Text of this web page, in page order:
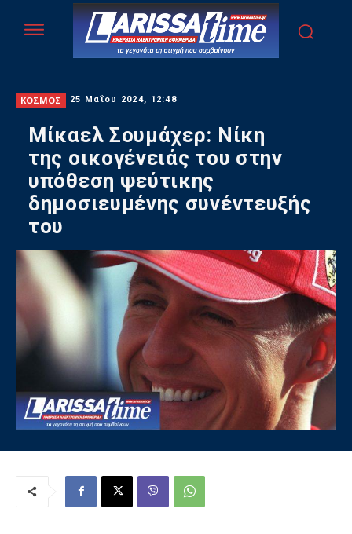
ΚΟΣΜΟΣ 25 Μαΐου 2024, 12:48
Μίκαελ Σουμάχερ: Νίκη
της οικογένειάς του στην
υπόθεση ψεύτικης
δημοσιευμένης συνέντευξής
του